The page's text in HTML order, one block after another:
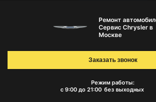
Ремонт
Сервис Chrysler в
Москве
Режим работы:
с 9:00 до 21:00 без выходных
Заказать звонок